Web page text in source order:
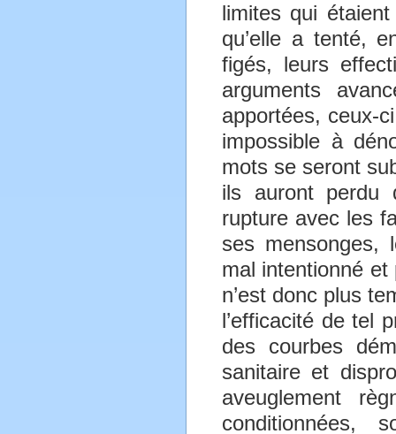
limites qui
qu’elle a tenté,
figés, leurs
arguments
apportées, ceux-
impossible à
mots se seront
ils auront perdu
rupture avec les
ses mensonges,
mal intentionné et
n’est donc plus
l’efficacité de tel
des courbes
sanitaire et
aveuglement
conditionnées,